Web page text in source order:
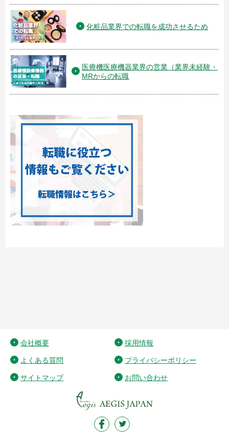
化粧品業界での転職を成功させるため
医療機医療機器業界の営業（業界未経験・
MRからの転職
会社概要 採用情報
よくある質問 プライバシーポリシー
サイトマップ お問い合わせ